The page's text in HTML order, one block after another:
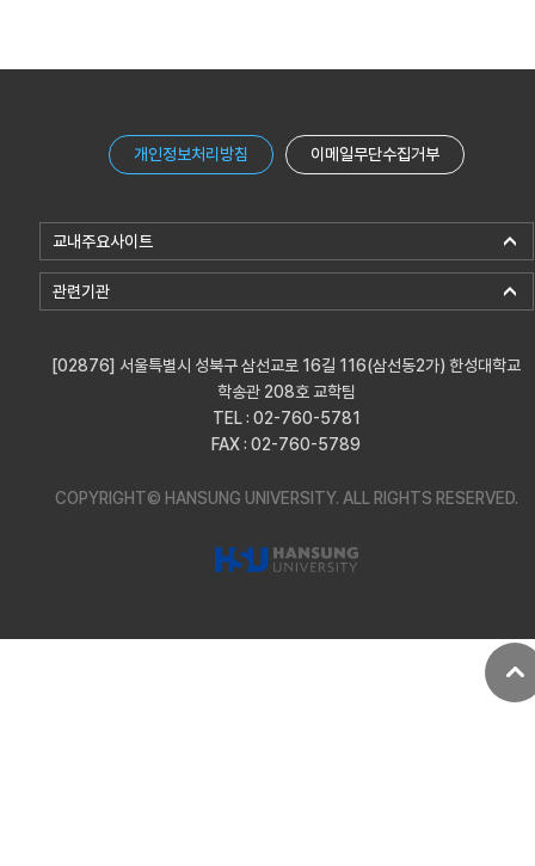
개인정보처리방침 이메일무단수집거부
교내주요사이트
관련기관
[02876] 서울특별시 성북구 삼선교로 16길 116(삼선동2가) 한성대학교
학송관 208호 교학팀
TEL : 02-760-5781
FAX : 02-760-5789
COPYRIGHT© HANSUNG UNIVERSITY. ALL RIGHTS RESERVED.